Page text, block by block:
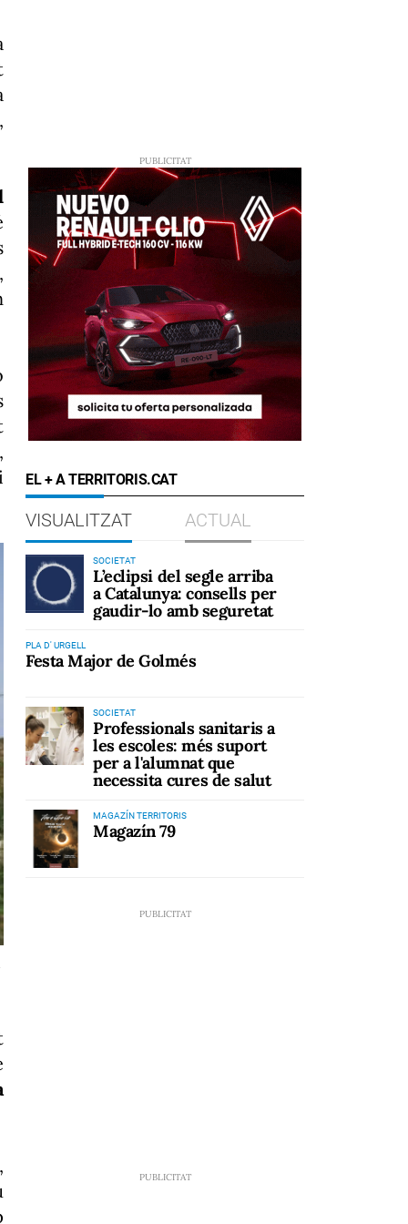
,
EL + A TERRITORIS.CAT
VISUALITZAT ACTUAL
SOCIETAT
L’eclipsi del segle arriba
a Catalunya: consells per
gaudir-lo amb seguretat
PLA D' URGELL
Festa Major de Golmés
SOCIETAT
Professionals sanitaris a
les escoles: més suport
per a l'alumnat que
necessita cures de salut
MAGAZÍN TERRITORIS
Magazín 79